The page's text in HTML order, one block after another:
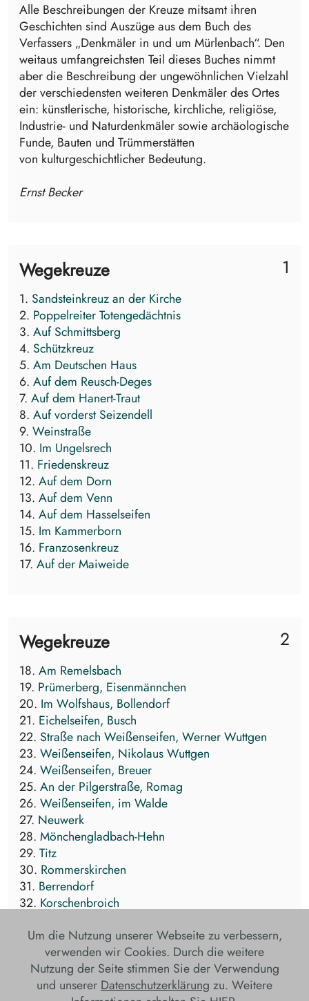
Alle Beschreibungen der Kreuze mitsamt ihren
Geschichten sind Auszüge aus dem Buch des
Verfassers „Denkmäler in und um Mürlenbach“. Den
weitaus umfangreichsten Teil dieses Buches nimmt
aber die Beschreibung der ungewöhnlichen Vielzahl
der verschiedensten weiteren Denkmäler des Ortes
ein: künstlerische, historische, kirchliche, religiöse,
Industrie- und Naturdenkmäler sowie archäologische
Funde, Bauten und Trümmerstätten
von kulturgeschichtlicher Bedeutung.
Ernst Becker
Wegekreuze 1
1. Sandsteinkreuz an der Kirche
2. Poppelreiter Totengedächtnis
3. Auf Schmittsberg
4. Schützkreuz
5. Am Deutschen Haus
6. Auf dem Reusch-Deges
7. Auf dem Hanert-Traut
8. Auf vorderst Seizendell
9. Weinstraße
10. Im Ungelsrech
11. Friedenskreuz
12. Auf dem Dorn
13. Auf dem Venn
14. Auf dem Hasselseifen
15. Im Kammerborn
16. Franzosenkreuz
17. Auf der Maiweide
Wegekreuze 2
18. Am Remelsbach
19. Prümerberg, Eisenmännchen
20. Im Wolfshaus, Bollendorf
21. Eichelseifen, Busch
22. Straße nach Weißenseifen, Werner Wuttgen
23. Weißenseifen, Nikolaus Wuttgen
24. Weißenseifen, Breuer
25. An der Pilgerstraße, Romag
26. Weißenseifen, im Walde
27. Neuwerk
28. Mönchengladbach-Hehn
29. Titz
30. Rommerskirchen
31. Berrendorf
32. Korschenbroich
Datenschutz Impressum
Um die Nutzung unserer Webseite zu verbessern,
verwenden wir Cookies. Durch die weitere
Nutzung der Seite stimmen Sie der Verwendung
und unserer Datenschutzerklärung zu. Weitere